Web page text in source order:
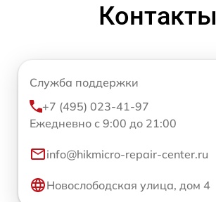
Контакты
Служба поддержки
+7 (495) 023-41-97
Ежедневно с 9:00 до 21:00
info@hikmicro-repair-center.ru
Новослободская улица, дом 4